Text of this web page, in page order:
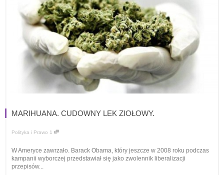
MARIHUANA. CUDOWNY LEK ZIOŁOWY.
Polityka i Prawo 1
W Ameryce zawrzało. Barack Obama, który jeszcze w 2008 roku podczas
kampanii wyborczej przedstawiał się jako zwolennik liberalizacji
przepisów...